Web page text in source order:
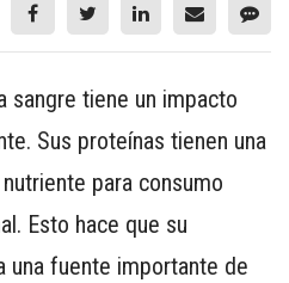
sangre tiene un impacto
Sus proteínas tienen una
para consumo
Esto hace que su
una fuente importante de